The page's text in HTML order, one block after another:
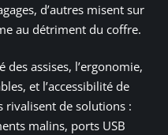
d’autres misent sur
au détriment du coffre.
des assises, l’ergonomie,
et l’accessibilité de
rivalisent de solutions :
malins, ports USB